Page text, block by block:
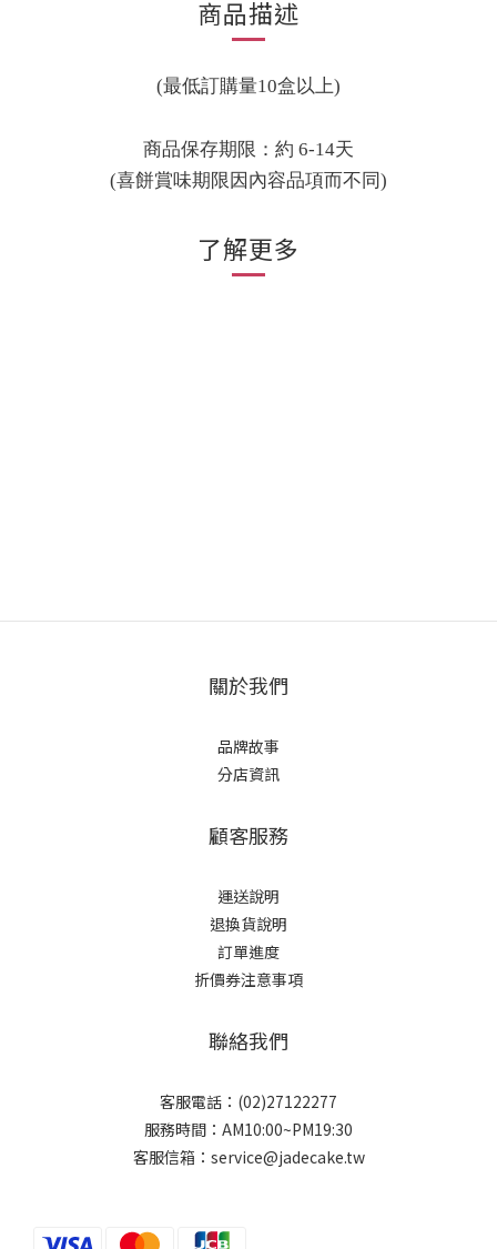
商品描述
(最低訂購量10盒以上)
商品保存期限：約 6-14天
(喜餅賞味期限因內容品項而不同)
了解更多
關於我們
品牌故事
分店資訊
顧客服務
運送說明
退換貨說明
訂單進度
折價券注意事項
聯絡我們
客服電話：(02)27122277
服務時間：AM10:00~PM19:30
客服信箱：service@jadecake.tw